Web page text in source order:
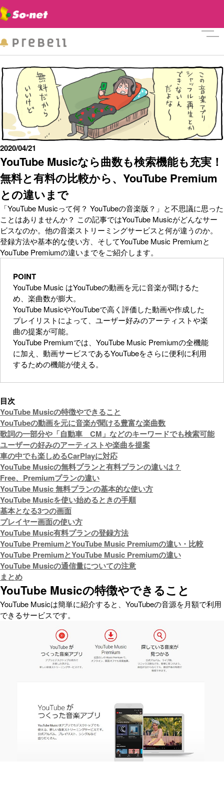
YouTube Musicなら曲数も検索機能も充実！
無料と有料の比較から、YouTube Premium
との違いまで
2020/04/21
「YouTube Musicって何？ YouTubeの音楽版？」と不思議に思った
ことはありませんか？ この記事ではYouTube Musicがどんなサー
ビスなのか。他の音楽ストリーミングサービスと何が違うのか。
登録方法や基本的な使い方、そしてYouTube Music Premiumと
YouTube Premiumの違いまでをご紹介します。
POINT
YouTube Music はYouTubeの動画を元に音楽が聞けるた
め、楽曲数が膨大。
YouTube MusicやYouTubeで高く評価した動画や作成した
プレイリストによって、ユーザー好みのアーティストや楽
曲の提案が可能。
YouTube Premiumでは、YouTube Music Premiumの全機能
に加え、動画サービスであるYouTubeをさらに便利に利用
するための機能が使える。
目次
YouTube Musicの特徴やできること
YouTubeの動画を元に音楽が聞ける豊富な楽曲数
歌詞の一部分や「自動車 CM」などのキーワードでも検索可能
ユーザーの好みのアーティストや楽曲を提案
車の中でも楽しめるCarPlayに対応
YouTube Musicの無料プランと有料プランの違いは？
Free、Premiumプランの違い
YouTube Music 無料プランの基本的な使い方
YouTube Musicを使い始めるときの手順
基本となる3つの画面
プレイヤー画面の使い方
YouTube Music有料プランの登録方法
YouTube PremiumとYouTube Music Premiumの違い・比較
YouTube PremiumとYouTube Music Premiumの違い
YouTube Musicの通信量についての注意
まとめ
YouTube Musicの特徴やできること
YouTube Musicは簡単に紹介すると、YouTubeの音源を月額で利用
できるサービスです。